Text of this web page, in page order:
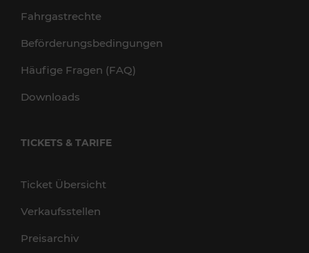
Fahrgastrechte
Beförderungsbedingungen
Häufige Fragen (FAQ)
Downloads
TICKETS & TARIFE
Ticket Übersicht
Verkaufsstellen
Preisarchiv